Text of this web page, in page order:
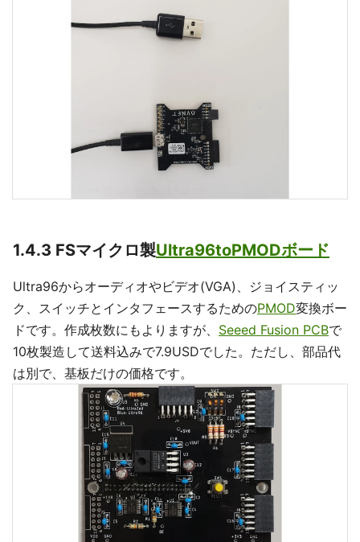
1.4.3 FSマイクロ製Ultra96toPMODボード
Ultra96からオーディオやビデオ(VGA)、ジョイスティッ
ク、スイッチとインタフェースするためのPMOD変換ボー
ドです。作成枚数にもよりますが、 Seeed Fusion PCBで
10枚製造して送料込みで7.9USDでした。ただし、部品代
は別で、基板だけの価格です。